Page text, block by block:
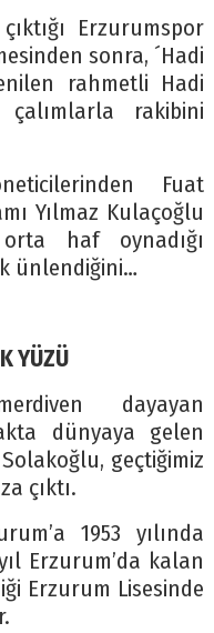
Erzurumspor
sonra, ´Hadi
rahmetli Hadi
çalımlarla rakibini
Fuat
Yılmaz Kulaçoğlu
haf oynadığı
ünlendiğini…
YÜZÜ
dayayan
dünyaya gelen
geçtiğimiz
çıktı.
1953 yılında
Erzurum’da kalan
Erzurum Lisesinde